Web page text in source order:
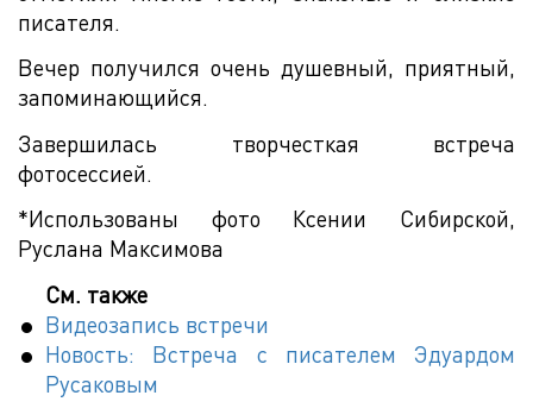
писателя.
Вечер получился очень душевный, приятный,
запоминающийся.
Завершилась творчесткая встреча
фотосессией.
*Использованы фото Ксении Сибирской,
Руслана Максимова
См. также
Видеозапись встречи
Новость: Встреча с писателем Эдуардом
Русаковым